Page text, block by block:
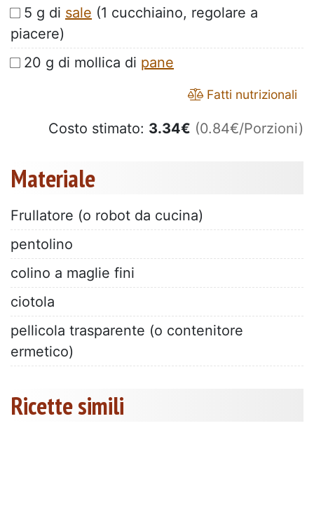
5 g di sale (1 cucchiaino, regolare a
piacere)
20 g di mollica di pane
Fatti nutrizionali
Costo stimato: 3.34€ (0.84€/Porzioni)
Materiale
Frullatore (o robot da cucina)
pentolino
colino a maglie fini
ciotola
pellicola trasparente (o contenitore
ermetico)
Ricette simili